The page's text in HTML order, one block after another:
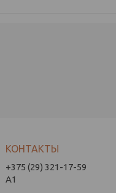
+375 (29) 321-17-59
А1